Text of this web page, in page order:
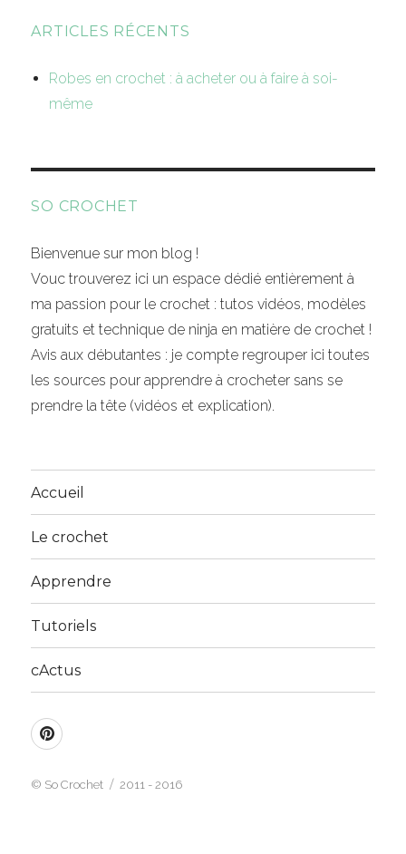
ARTICLES RÉCENTS
Robes en crochet : à acheter ou à faire à soi-
même
SO CROCHET
Bienvenue sur mon blog !
Vouc trouverez ici un espace dédié entièrement à
ma passion pour le crochet : tutos vidéos, modèles
gratuits et technique de ninja en matière de crochet !
Avis aux débutantes : je compte regrouper ici toutes
les sources pour apprendre à crocheter sans se
prendre la tête (vidéos et explication).
Accueil
Le crochet
Apprendre
Tutoriels
cActus
Pinterest
© So Crochet 2011 - 2016